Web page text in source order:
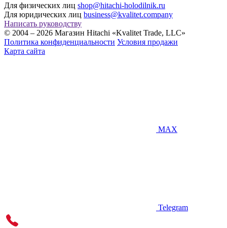
Для физических лиц shop@hitachi-holodilnik.ru
Для юридических лиц business@kvalitet.company
Написать руководству
© 2004 – 2026 Магазин Hitachi «Kvalitet Trade, LLC»
Политика конфиденциальности Условия продажи
Карта сайта
MAX
Telegram